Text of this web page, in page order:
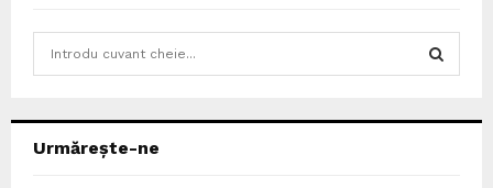
h
Urmărește-ne